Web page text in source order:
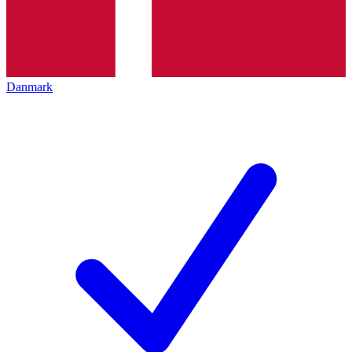
Danmark